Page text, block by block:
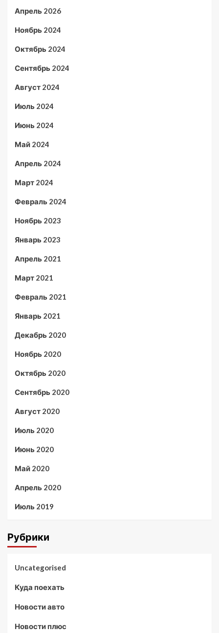
Апрель 2026
Ноябрь 2024
Октябрь 2024
Сентябрь 2024
Август 2024
Июль 2024
Июнь 2024
Май 2024
Апрель 2024
Март 2024
Февраль 2024
Ноябрь 2023
Январь 2023
Апрель 2021
Март 2021
Февраль 2021
Январь 2021
Декабрь 2020
Ноябрь 2020
Октябрь 2020
Сентябрь 2020
Август 2020
Июль 2020
Июнь 2020
Май 2020
Апрель 2020
Июль 2019
Рубрики
Uncategorised
Куда поехать
Новости авто
Новости плюс